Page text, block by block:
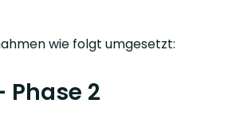
wie folgt umgesetzt:
2